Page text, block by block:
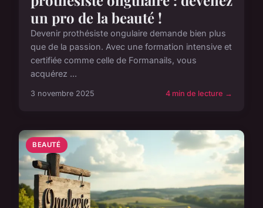
un pro de la beauté !
Devenir prothésiste ongulaire demande bien plus
que de la passion. Avec une formation intensive et
certifiée comme celle de Formanails, vous
acquérez ...
3 novembre 2025 4 min de lecture →
BEAUTÉ